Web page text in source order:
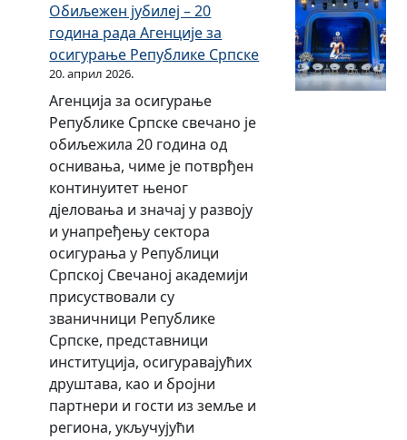
ч
н
и
у
м
у
л
а
т
и
в
н
и
п
о
д
а
ц
и
.
2
0
2
3
.
г
о
д
и
н
е
–
м
ј
е
с
е
ч
н
Обиљежен јубилеј – 20
година рада Агенције за
осигурање Републике Српске
20. април 2026.
Агенција за осигурање
Републике Српске свечано је
обиљежила 20 година од
оснивања, чиме је потврђен
континуитет њеног
дјеловања и значај у развоју
и унапређењу сектора
осигурања у Републици
Српској Свечаној академији
присуствовали су
званичници Републике
Српске, представници
институција, осигуравајућих
друштава, као и бројни
партнери и гости из земље и
региона, укључујући